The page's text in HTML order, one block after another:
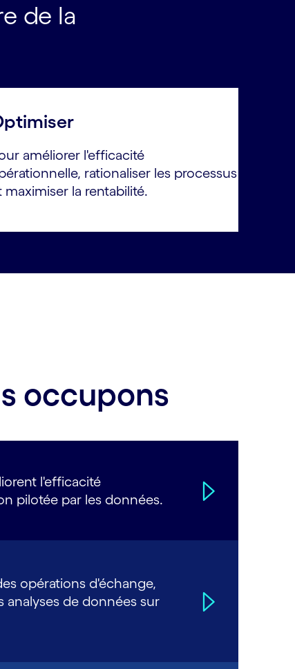
de la
améliorer l'efficacité
rationaliser les processus
maximiser la rentabilité.
occupons
l'efficacité
pilotée par les données.
opérations d'échange,
de données sur